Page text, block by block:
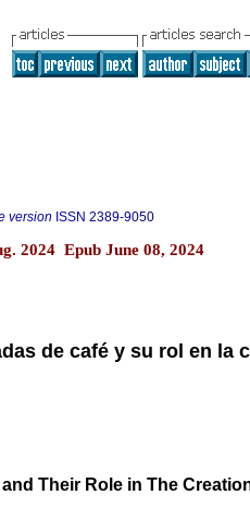
version ISSN 2389-9050
2024 Epub June 08, 2024
de café y su rol en la
Their Role in The